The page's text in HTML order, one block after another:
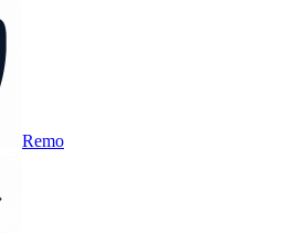
Remo